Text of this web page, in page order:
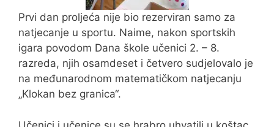
Prvi dan proljeća nije bio rezerviran samo za
natjecanje u sportu. Naime, nakon sportskih
igara povodom Dana škole učenici 2. – 8.
razreda, njih osamdeset i četvero sudjelovalo je
na međunarodnom matematičkom natjecanju
„Klokan bez granica“.